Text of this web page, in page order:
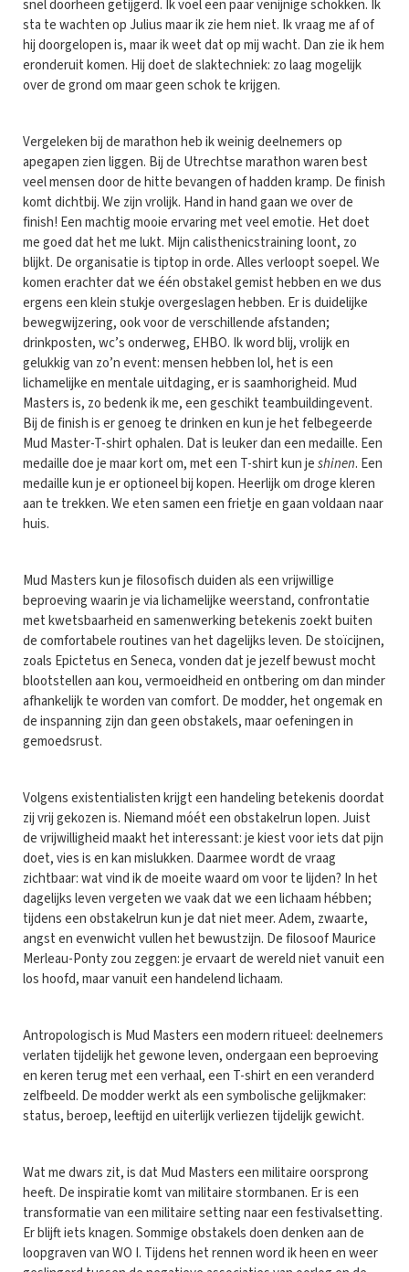
snel doorheen getijgerd. Ik voel een paar venijnige schokken. Ik
sta te wachten op Julius maar ik zie hem niet. Ik vraag me af of
hij doorgelopen is, maar ik weet dat op mij wacht. Dan zie ik hem
eronderuit komen. Hij doet de slaktechniek: zo laag mogelijk
over de grond om maar geen schok te krijgen.
Vergeleken bij de marathon heb ik weinig deelnemers op
apegapen zien liggen. Bij de Utrechtse marathon waren best
veel mensen door de hitte bevangen of hadden kramp. De finish
komt dichtbij. We zijn vrolijk. Hand in hand gaan we over de
finish! Een machtig mooie ervaring met veel emotie. Het doet
me goed dat het me lukt. Mijn calisthenicstraining loont, zo
blijkt. De organisatie is tiptop in orde. Alles verloopt soepel. We
komen erachter dat we één obstakel gemist hebben en we dus
ergens een klein stukje overgeslagen hebben. Er is duidelijke
bewegwijzering, ook voor de verschillende afstanden;
drinkposten, wc’s onderweg, EHBO. Ik word blij, vrolijk en
gelukkig van zo’n event: mensen hebben lol, het is een
lichamelijke en mentale uitdaging, er is saamhorigheid. Mud
Masters is, zo bedenk ik me, een geschikt teambuildingevent.
Bij de finish is er genoeg te drinken en kun je het felbegeerde
Mud Master-T-shirt ophalen. Dat is leuker dan een medaille. Een
medaille doe je maar kort om, met een T-shirt kun jeshinen. Een
medaille kun je er optioneel bij kopen. Heerlijk om droge kleren
aan te trekken. We eten samen een frietje en gaan voldaan naar
huis.
Mud Masters kun je filosofisch duiden als een vrijwillige
beproeving waarin je via lichamelijke weerstand, confrontatie
met kwetsbaarheid en samenwerking betekenis zoekt buiten
de comfortabele routines van het dagelijks leven. De stoïcijnen,
zoals Epictetus en Seneca, vonden dat je jezelf bewust mocht
blootstellen aan kou, vermoeidheid en ontbering om dan minder
afhankelijk te worden van comfort. De modder, het ongemak en
de inspanning zijn dan geen obstakels, maar oefeningen in
gemoedsrust.
Volgens existentialisten krijgt een handeling betekenis doordat
zij vrij gekozen is. Niemand móét een obstakelrun lopen. Juist
de vrijwilligheid maakt het interessant: je kiest voor iets dat pijn
doet, vies is en kan mislukken. Daarmee wordt de vraag
zichtbaar: wat vind ik de moeite waard om voor te lijden? In het
dagelijks leven vergeten we vaak dat we een lichaam hébben;
tijdens een obstakelrun kun je dat niet meer. Adem, zwaarte,
angst en evenwicht vullen het bewustzijn. De filosoof Maurice
Merleau-Ponty zou zeggen: je ervaart de wereld niet vanuit een
los hoofd, maar vanuit een handelend lichaam.
Antropologisch is Mud Masters een modern ritueel: deelnemers
verlaten tijdelijk het gewone leven, ondergaan een beproeving
en keren terug met een verhaal, een T-shirt en een veranderd
zelfbeeld. De modder werkt als een symbolische gelijkmaker:
status, beroep, leeftijd en uiterlijk verliezen tijdelijk gewicht.
Wat me dwars zit, is dat Mud Masters een militaire oorsprong
heeft. De inspiratie komt van militaire stormbanen. Er is een
transformatie van een militaire setting naar een festivalsetting.
Er blijft iets knagen. Sommige obstakels doen denken aan de
loopgraven van WO I. Tijdens het rennen word ik heen en weer